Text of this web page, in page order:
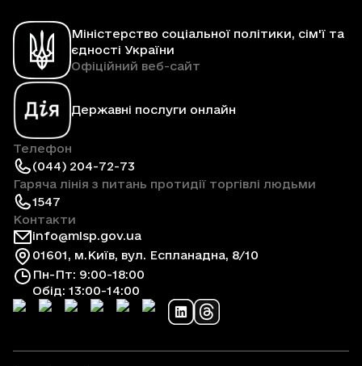
Міністерство соціальної політики, сім'ї та
єдності України
Офіційний веб-сайт
Державні послуги онлайн
Телефон
(044) 204-72-73
Гаряча лінія з питань протидії торгівлі людьми
1547
Контакти
info@mlsp.gov.ua
01601, м.Київ, вул. Еспланадна, 8/10
Пн-Пт: 9:00-18:00
Обід: 13:00-14:00